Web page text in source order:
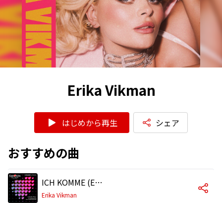
Erika Vikman
はじめから再生 シェア
おすすめの曲
ICH KOMME (Eurovision 2025 - Finland / Karaoke)
Erika Vikman